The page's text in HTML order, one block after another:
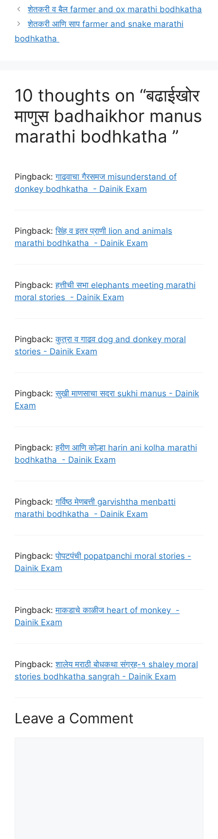
शेतकरी व बैल farmer and ox marathi bodhkatha
शेतकरी आणि साप farmer and snake marathi
bodhkatha
10 thoughts on “बढाईखोर
माणुस badhaikhor manus
marathi bodhkatha ”
Pingback:गाढवाचा गैरसमज misunderstand of
donkey bodhkatha - Dainik Exam
Pingback:सिंह व इतर प्राणी lion and animals
marathi bodhkatha - Dainik Exam
Pingback:हत्तीची सभा elephants meeting marathi
moral stories - Dainik Exam
Pingback:कुत्रा व गाढव dog and donkey moral
stories - Dainik Exam
Pingback:सुखी माणसाचा सदरा sukhi manus - Dainik
Exam
Pingback:हरीण आणि कोल्हा harin ani kolha marathi
bodhkatha - Dainik Exam
Pingback:गर्विष्ठ मेणबत्ती garvishtha menbatti
marathi bodhkatha - Dainik Exam
Pingback:पोपटपंची popatpanchi moral stories -
Dainik Exam
Pingback:माकडाचे काळीज heart of monkey -
Dainik Exam
Pingback:शालेय मराठी बोधकथा संग्रह-१ shaley moral
stories bodhkatha sangrah - Dainik Exam
Leave a Comment